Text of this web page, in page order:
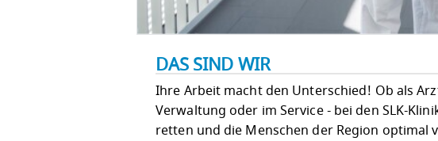
DAS SIND WIR
Ihre Arbeit macht den Unterschied! Ob als
Verwaltung oder im Service - bei den SLK-
retten und die Menschen der Region optimal